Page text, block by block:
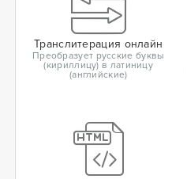
Транслитерация онлайн
Преобразует русские буквы
(кириллицу) в латиницу
(английские)